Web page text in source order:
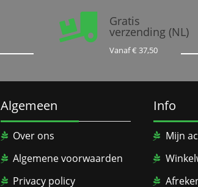
 Gratis
verzending (NL)
Vanaf € 37,50
Algemeen
Over ons
Algemene voorwaarden
Privacy policy
Info
Mijn